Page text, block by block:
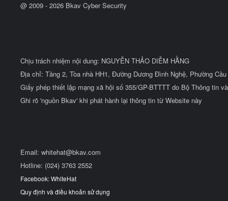
@ 2009 - 2026 Bkav Cyber Security
Chịu trách nhiệm nội dung: NGUYỄN THẢO DIỄM HẰNG
Địa chỉ: Tầng 2, Tòa nhà HH1, Đường Dương Đình Nghệ, Phường
Giấy phép thiết lập mạng xã hội số 355/GP-BTTTT do Bộ Thông tin
Ghi rõ 'nguồn Bkav' khi phát hành lại thông tin từ Website này
Email: whitehat@bkav.com
Hotline: (024) 3763 2552
Facebook: WhiteHat
Quy định và điều khoản sử dụng